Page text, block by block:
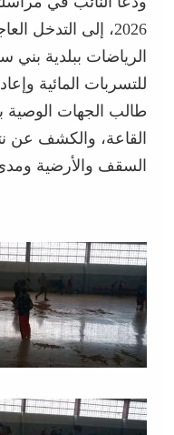
2026، إلى التدخل
الرياضات ببلدية
للتسربات المائية
طالب الجهات الوصية
القاعة، والكشف عن
السقف والأرضية